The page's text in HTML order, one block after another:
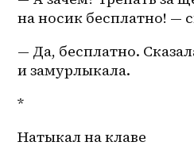
на носик бесплатно! —
— Да, бесплатно.
и замурлыкала.
*
Натыкал на клаве